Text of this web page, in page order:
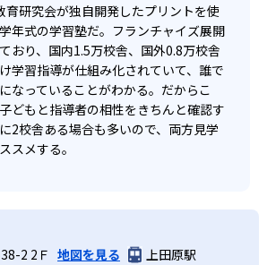
育研究会が独自開発したプリントを使
年式の学習塾だ。フランチャイズ展開
おり、国内1.5万校舎、国外0.8万校舎
学習指導が仕組み化されていて、誰で
なっていることがわかる。だからこ
どもと指導者の相性をきちんと確認す
2校舎ある場合も多いので、両方見学
スメする。
2 2Ｆ 地図を見る
上田原駅